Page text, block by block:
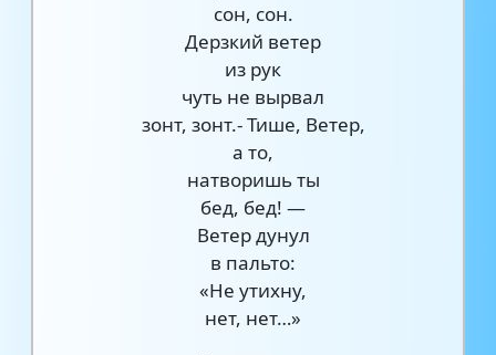
сон, сон.
Дерзкий ветер
из рук
чуть не вырвал
зонт, зонт.- Тише, Ветер,
а то,
натворишь ты
бед, бед! —
Ветер дунул
в пальто:
«Не утихну,
нет, нет…»